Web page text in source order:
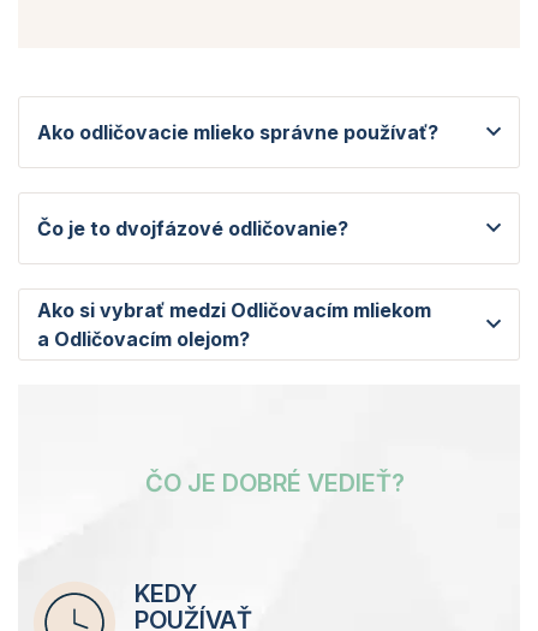
Ako odličovacie mlieko správne používať?
Čo je to dvojfázové odličovanie?
Ako si vybrať medzi Odličovacím mliekom
a Odličovacím olejom?
ČO JE DOBRÉ VEDIEŤ?
KEDY
POUŽÍVAŤ